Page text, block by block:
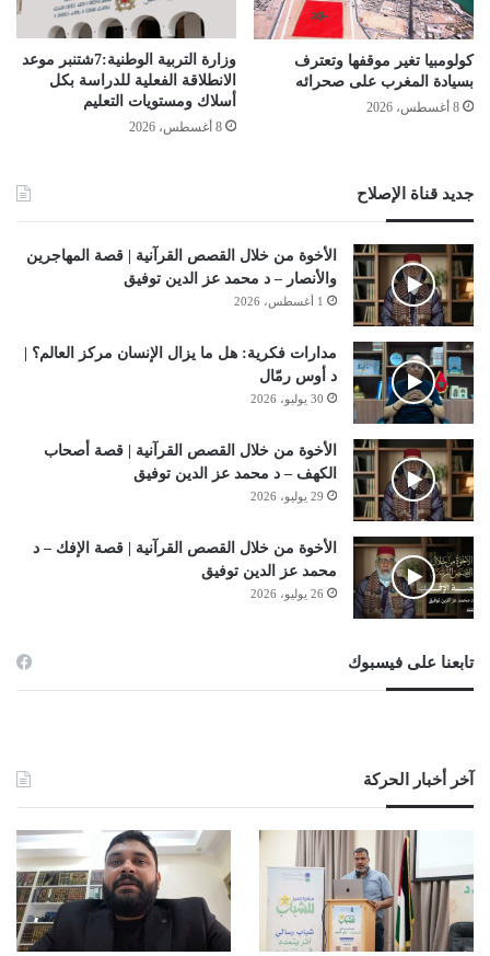
كولومبيا تغير موقفها وتعترف
بسيادة المغرب على صحرائه
8 أغسطس، 2026
وزارة التربية الوطنية:7شتنبر موعد
الانطلاقة الفعلیة للدراسة بكل
أسلاك ومستویات التعلیم
8 أغسطس، 2026
جديد قناة الإصلاح
الأخوة من خلال القصص القرآنية | قصة المهاجرين
والأنصار – د محمد عز الدين توفيق
1 أغسطس، 2026
مدارات فكرية: هل ما يزال الإنسان مركز العالم؟ |
د أوس رمّال
30 يوليو، 2026
الأخوة من خلال القصص القرآنية | قصة أصحاب
الكهف – د محمد عز الدين توفيق
29 يوليو، 2026
الأخوة من خلال القصص القرآنية | قصة الإفك – د
محمد عز الدين توفيق
26 يوليو، 2026
تابعنا على فيسبوك
آخر أخبار الحركة